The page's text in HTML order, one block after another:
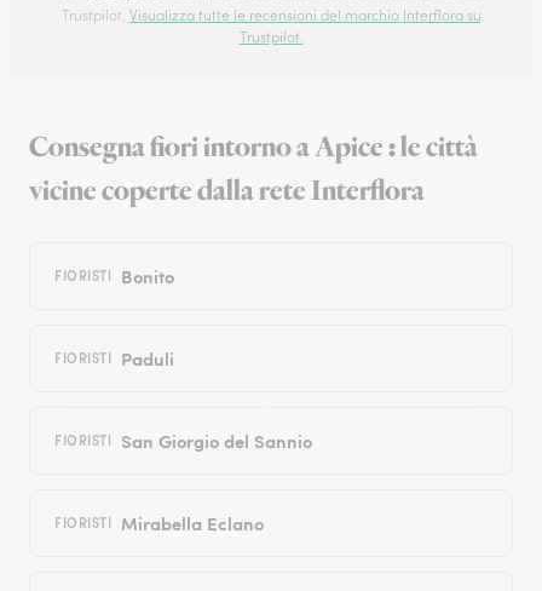
Trustpilot. Visualizza tutte le recensioni del marchio Interflora su
Trustpilot.
Consegna fiori intorno a Apice : le città
vicine coperte dalla rete Interflora
FIORISTI Bonito
FIORISTI Paduli
FIORISTI San Giorgio del Sannio
FIORISTI Mirabella Eclano